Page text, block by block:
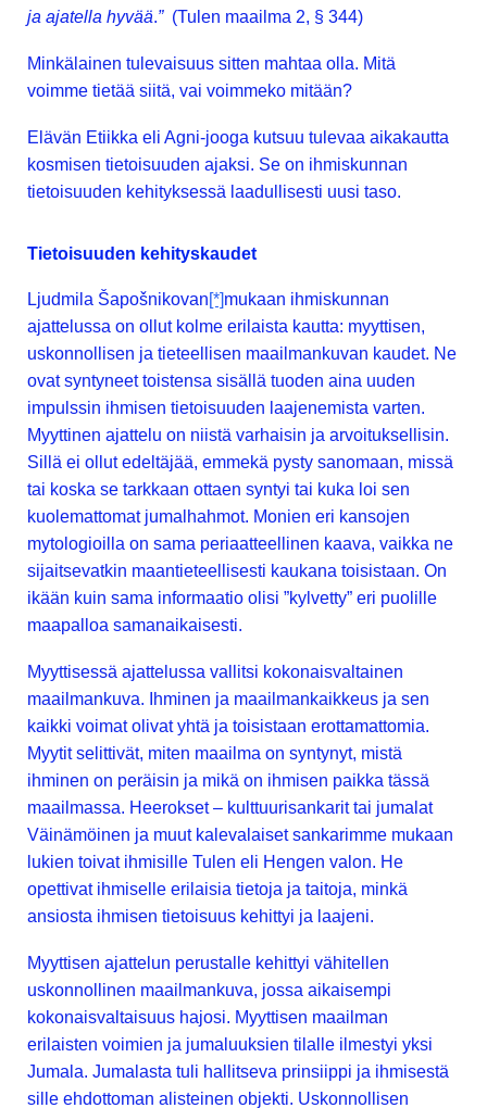
ja ajatella hyvää.” (Tulen maailma 2, § 344)
Minkälainen tulevaisuus sitten mahtaa olla. Mitä
voimme tietää siitä, vai voimmeko mitään?
Elävän Etiikka eli Agni-jooga kutsuu tulevaa aikakautta
kosmisen tietoisuuden ajaksi. Se on ihmiskunnan
tietoisuuden kehityksessä laadullisesti uusi taso.
Tietoisuuden kehityskaudet
Ljudmila Šapošnikovan[*]mukaan ihmiskunnan
ajattelussa on ollut kolme erilaista kautta: myyttisen,
uskonnollisen ja tieteellisen maailmankuvan kaudet. Ne
ovat syntyneet toistensa sisällä tuoden aina uuden
impulssin ihmisen tietoisuuden laajenemista varten.
Myyttinen ajattelu on niistä varhaisin ja arvoituksellisin.
Sillä ei ollut edeltäjää, emmekä pysty sanomaan, missä
tai koska se tarkkaan ottaen syntyi tai kuka loi sen
kuolemattomat jumalhahmot. Monien eri kansojen
mytologioilla on sama periaatteellinen kaava, vaikka ne
sijaitsevatkin maantieteellisesti kaukana toisistaan. On
ikään kuin sama informaatio olisi ”kylvetty” eri puolille
maapalloa samanaikaisesti.
Myyttisessä ajattelussa vallitsi kokonaisvaltainen
maailmankuva. Ihminen ja maailmankaikkeus ja sen
kaikki voimat olivat yhtä ja toisistaan erottamattomia.
Myytit selittivät, miten maailma on syntynyt, mistä
ihminen on peräisin ja mikä on ihmisen paikka tässä
maailmassa. Heerokset – kulttuurisankarit tai jumalat
Väinämöinen ja muut kalevalaiset sankarimme mukaan
lukien toivat ihmisille Tulen eli Hengen valon. He
opettivat ihmiselle erilaisia tietoja ja taitoja, minkä
ansiosta ihmisen tietoisuus kehittyi ja laajeni.
Myyttisen ajattelun perustalle kehittyi vähitellen
uskonnollinen maailmankuva, jossa aikaisempi
kokonaisvaltaisuus hajosi. Myyttisen maailman
erilaisten voimien ja jumaluuksien tilalle ilmestyi yksi
Jumala. Jumalasta tuli hallitseva prinsiippi ja ihmisestä
sille ehdottoman alisteinen objekti. Uskonnollisen